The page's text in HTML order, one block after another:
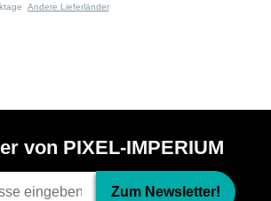
Andere Lieferländer
von PIXEL-IMPERIUM
Zum Newsletter!